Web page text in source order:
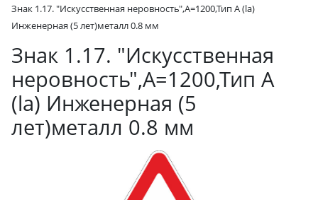
Знак 1.17. "Искусственная неровность",А=1200,Тип А (la)
Инженерная (5 лет)металл 0.8 мм
Знак 1.17. "Искусственная
неровность",А=1200,Тип А
(la) Инженерная (5
лет)металл 0.8 мм